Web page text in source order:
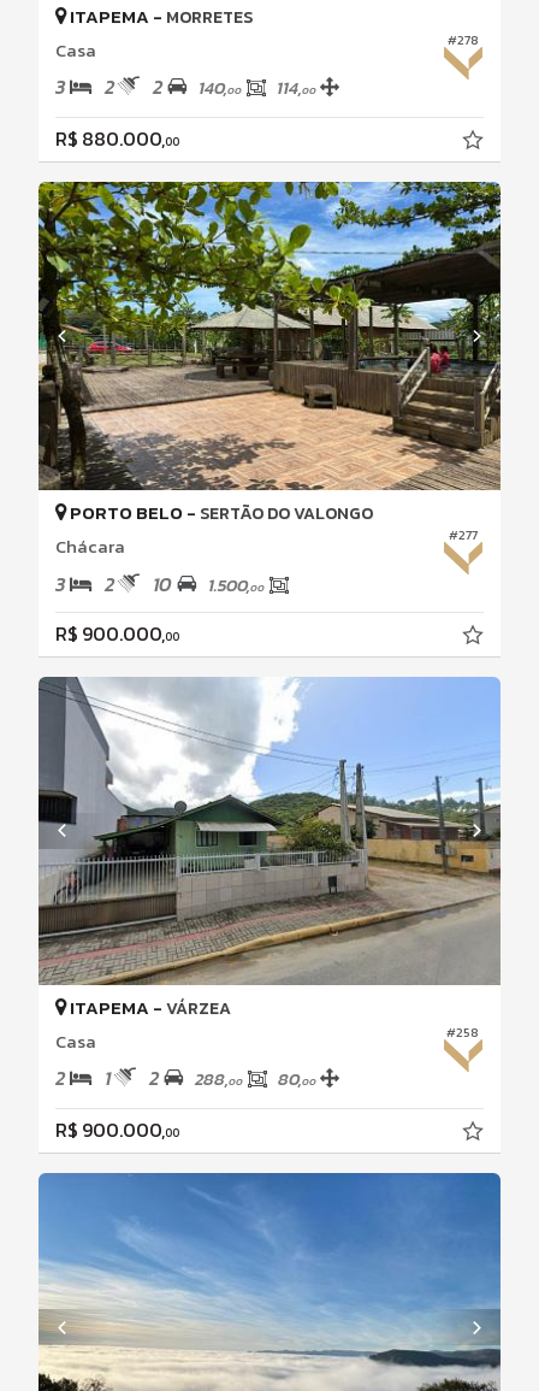
#278
ITAPEMA - MORRETES
Casa
3 2 2 140,00 114,00
R$ 880.000,00
#277
PORTO BELO - SERTÃO DO VALONGO
Chácara
3 2 10 1.500,00
R$ 900.000,00
#258
ITAPEMA -VÁRZEA
Casa
2 1 2 288,00 80,00
R$ 900.000,00